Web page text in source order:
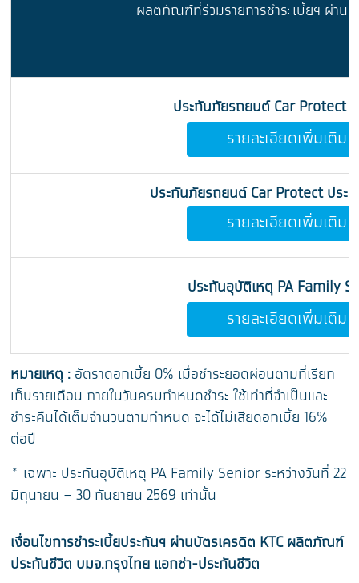
ผลิตภัณฑ์ที่ร่วมรายการชำระเบี้ยฯ ผ่าน
ประกันภัยรถยนต์ Car Protect ป
รายละเอียดเพิ่มเติม
ประกันภัยรถยนต์ Car Protect ประเ
รายละเอียดเพิ่มเติม
ประกันอุบัติเหตุ PA Family
รายละเอียดเพิ่มเติม
หมายเหตุ : อัตราดอกเบี้ย 0% เมื่อชำระยอดผ่อนตามที่เรียก
เก็บรายเดือน ภายในวันครบกำหนดชำระ ใช้เท่าที่จำเป็นและ
ชำระคืนได้เต็มจำนวนตามกำหนด จะได้ไม่เสียดอกเบี้ย 16%
ต่อปี
* เฉพาะ ประกันอุบัติเหตุ PA Family Senior ระหว่างวันที่ 22
มิถุนายน – 30 กันยายน 2569 เท่านั้น
เงื่อนไขการชำระเบี้ยประกันฯ ผ่านบัตรเครดิต KTC ผลิตภัณฑ์
ประกันชีวิต บมจ.กรุงไทย แอกซ่า-ประกันชีวิต